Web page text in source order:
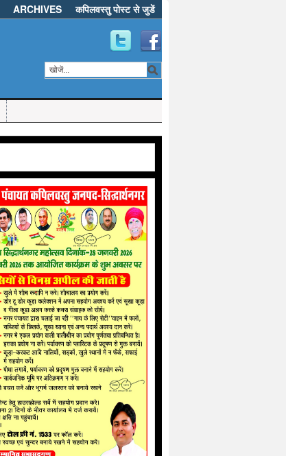
ARCHIVES कपिलवस्तु पोस्ट से जुडें